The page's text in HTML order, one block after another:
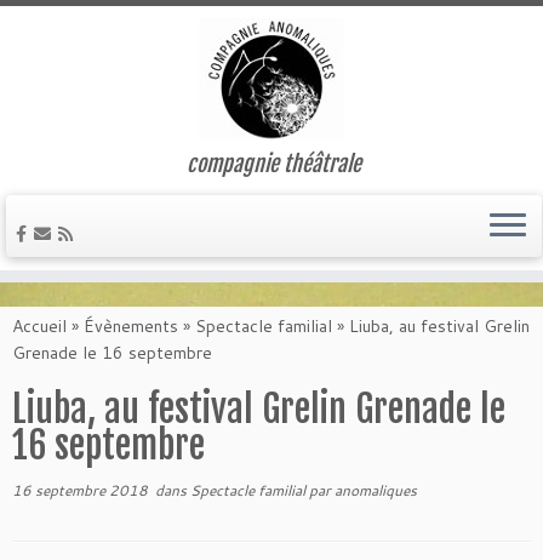
au
contenu
compagnie théâtrale
Accueil » Évènements » Spectacle familial » Liuba, au festival Grelin
Grenade le 16 septembre
Liuba, au festival Grelin Grenade le
16 septembre
16 septembre 2018 dans Spectacle familialparanomaliques